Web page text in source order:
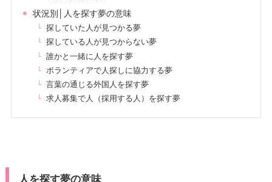
状況別│人を探す夢の意味
探していた人が見つかる夢
探している人が見つからない夢
誰かと一緒に人を探す夢
ボランティアで人探しに協力する夢
言葉の通じる外国人を探す夢
求人募集で人（採用する人）を探す夢
人を探す夢の意味